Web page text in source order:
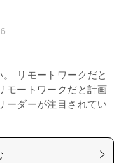
リモートワークだと
モートワークだと計画
ーダーが注目されてい